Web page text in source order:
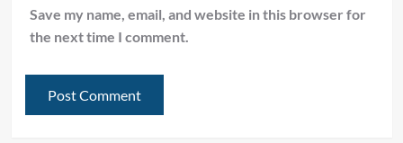
Save my name, email, and website in this browser for
the next time I comment.